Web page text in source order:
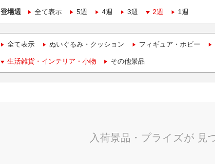
登場週 全て表示 5週 4週 3週 2週 1週
全て表示 ぬいぐるみ・クッション フィギュア・ホビー
生活雑貨・インテリア・小物 その他景品